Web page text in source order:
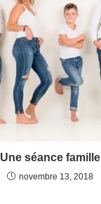
Une séance famille
novembre 13, 2018